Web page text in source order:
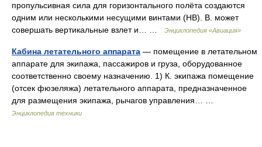
пропульсивная сила для горизонтального полёта создаются
одним или несколькими несущими винтами (НВ). В. может
совершать вертикальные взлет и… …
Энциклопедия «Авиация»
Кабина летательного аппарата — помещение в летательном
аппарате для экипажа, пассажиров и груза, оборудованное
соответственно своему назначению. 1) К. экипажа помещение
(отсек фюзеляжа) летательного аппарата, предназначенное
для размещения экипажа, рычагов управления… …
Энциклопедия техники